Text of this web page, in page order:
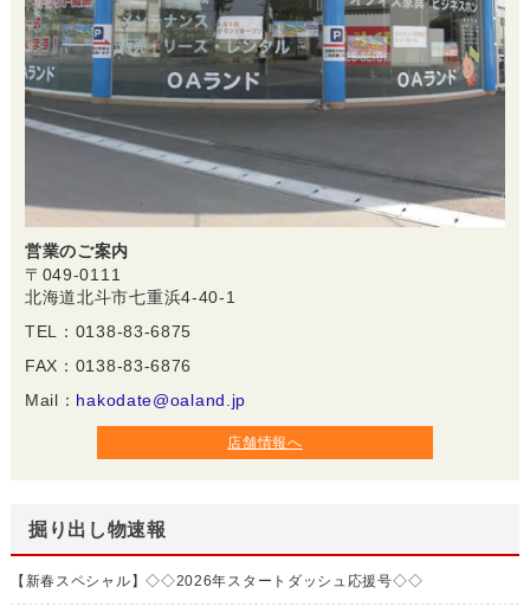
営業のご案内
〒049-0111
北海道北斗市七重浜4-40-1
TEL：0138-83-6875
FAX：0138-83-6876
Mail： hakodate@oaland.jp
店舗情報へ
掘り出し物速報
【新春スペシャル】◇◇2026年スタートダッシュ応援号◇◇